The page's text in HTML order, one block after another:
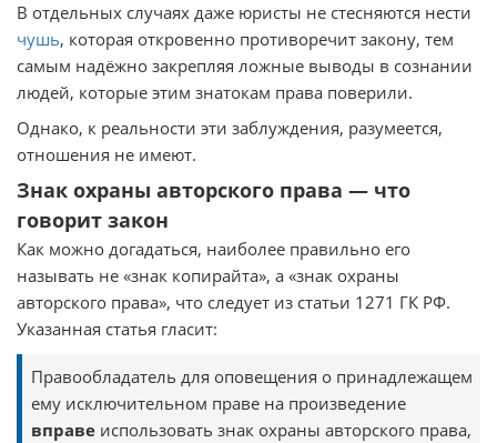
В отдельных случаях даже юристы не стесняются нести
чушь, которая откровенно противоречит закону, тем
самым надёжно закрепляя ложные выводы в сознании
людей, которые этим знатокам права поверили.
Однако, к реальности эти заблуждения, разумеется,
отношения не имеют.
Знак охраны авторского права — что
говорит закон
Как можно догадаться, наиболее правильно его
называть не «знак копирайта», а «знак охраны
авторского права», что следует из статьи 1271 ГК РФ.
Указанная статья гласит:
Правообладатель для оповещения о принадлежащем
ему исключительном праве на произведение
вправеиспользовать знак охраны авторского права,